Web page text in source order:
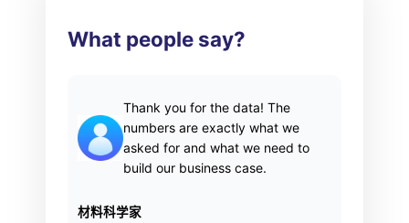
What people say?
Thank you for the data! The
numbers are exactly what we
asked for and what we need to
build our business case.
材料科学家